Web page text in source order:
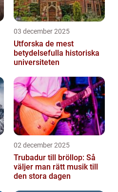
03 december 2025
Utforska de mest
betydelsefulla historiska
universiteten
02 december 2025
Trubadur till bröllop: Så
väljer man rätt musik till
den stora dagen